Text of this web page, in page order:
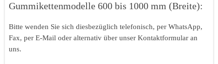
Gummikettenmodelle 600 bis 1000 mm (Breite):
Bitte wenden Sie sich diesbezüglich telefonisch, per WhatsApp,
Fax, per E-Mail oder alternativ über unser Kontaktformular an
uns.